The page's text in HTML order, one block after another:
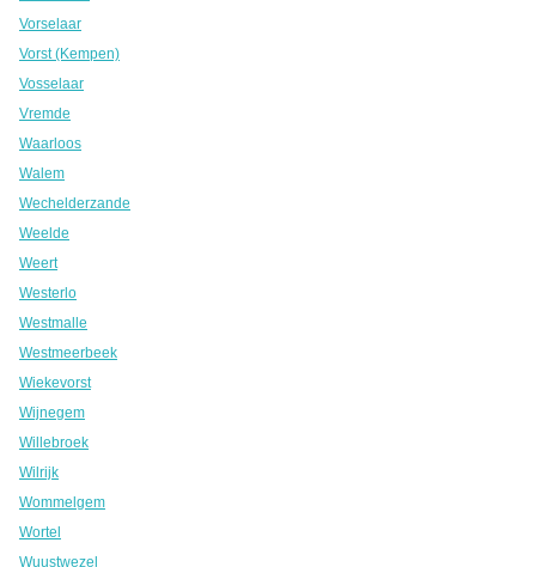
Vorselaar
Vorst (Kempen)
Vosselaar
Vremde
Waarloos
Walem
Wechelderzande
Weelde
Weert
Westerlo
Westmalle
Westmeerbeek
Wiekevorst
Wijnegem
Willebroek
Wilrijk
Wommelgem
Wortel
Wuustwezel